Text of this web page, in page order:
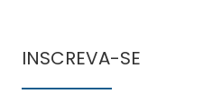
INSCREVA-SE